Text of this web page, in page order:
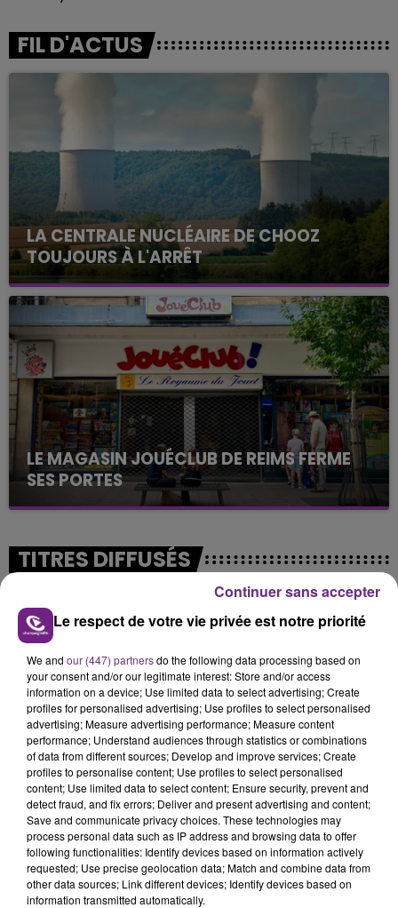
FIL D'ACTUS
LA CENTRALE NUCLÉAIRE DE CHOOZ
TOUJOURS À L'ARRÊT
Cela fait déjà une semaine que la centrale
nucléaire ardennaise est à l'arrêt. Une situation
justifiée par la sécheresse intense qui est toujours
présente.
LE MAGASIN JOUÉCLUB DE REIMS FERME
SES PORTES
C'était l'une des institutions du centre-ville
fermer ses portes.
TITRES DIFFUSÉS
2h31
2h31
DJ GOJA & JASON DERULO &
MELODY
Mi Chico
2h27
2h27
4 NON BLONDES
What's Up
2h24
2h24 2h21
2h21
Le respect de votre vie privée est notre priorité
We and our (447) partnersdo the following data processing based on
your consent and/or our legitimate interest: Store and/or access
information on a device; Use limited data to select advertising; Create
profiles for personalised advertising; Use profiles to select personalised
advertising; Measure advertising performance; Measure content
performance; Understand audiences through statistics or combinations
of data from different sources; Develop and improve services; Create
profiles to personalise content; Use profiles to select personalised
content; Use limited data to select content; Ensure security, prevent and
detect fraud, and fix errors; Deliver and present advertising and content;
Save and communicate privacy choices. These technologies may
process personal data such as IP address and browsing data to offer
following functionalities: Identify devices based on information actively
requested; Use precise geolocation data; Match and combine data from
other data sources; Link different devices; Identify devices based on
information transmitted automatically.
Continuer sans accepter